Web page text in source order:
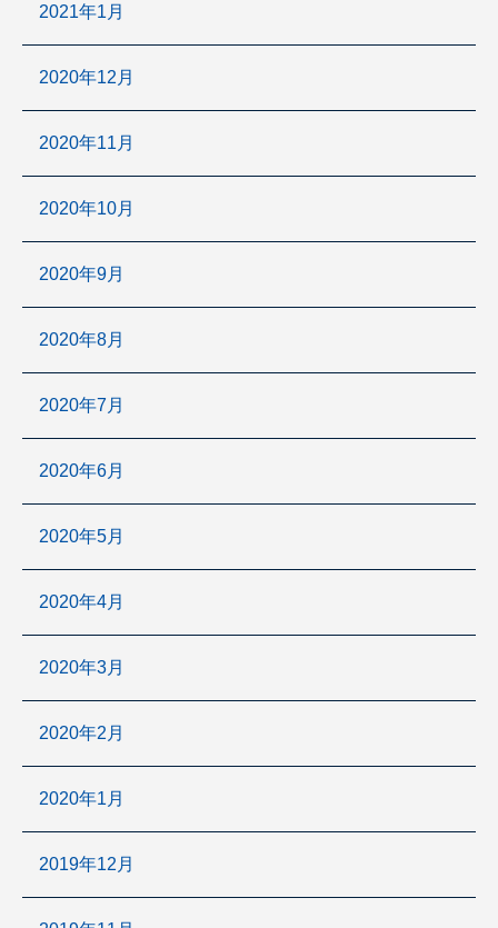
2021年1月
2020年12月
2020年11月
2020年10月
2020年9月
2020年8月
2020年7月
2020年6月
2020年5月
2020年4月
2020年3月
2020年2月
2020年1月
2019年12月